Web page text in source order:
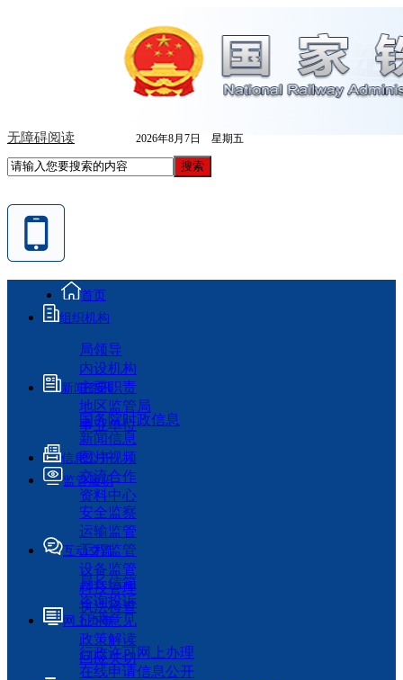
无障碍阅读 2026年8月7日 星期五
首页
组织机构
局领导
内设机构
主要职责
地区监管局
事业单位
新闻资讯
国务院时政信息
新闻信息
图片视频
交流合作
资料中心
信息公开
监管履职
安全监察
运输监管
工程监管
设备监管
科技管理
执法检查
互动交流
局长信箱
咨询投诉
征求意见
政策解读
回应关切
网上办事
行政许可网上办理
在线申请信息公开